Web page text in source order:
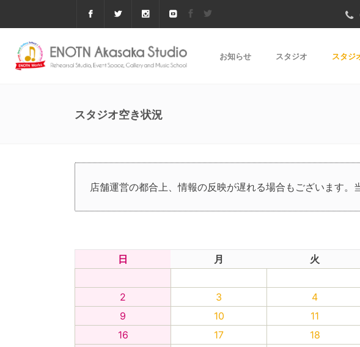
お知らせ スタジオ スタジ
スタジオ空き状況
店舗運営の都合上、情報の反映が遅れる場合もございます。
日
月 火
2
3 4
9
10 11
16
17 18